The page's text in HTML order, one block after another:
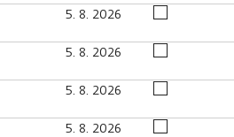
5. 8. 2026
5. 8. 2026
5. 8. 2026
5. 8. 2026